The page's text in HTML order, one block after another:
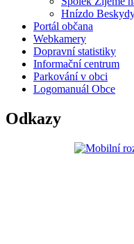
Hnízdo
Portál občana
Webkamery
Dopravní statistiky
Informační centrum
Parkování v obci
Logomanuál Obce
Odkazy